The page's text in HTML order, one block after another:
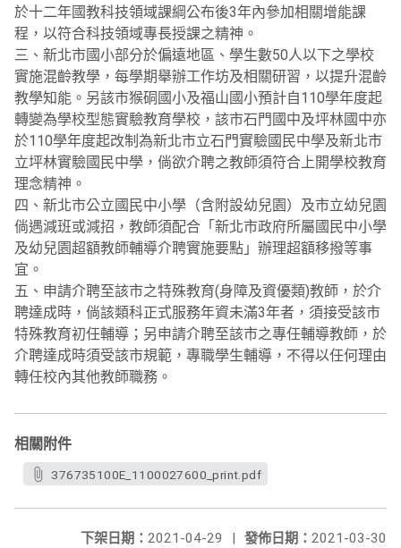
於十二年國教科技領域課綱公布後3年內參加相關增能課
程，以符合科技領域專長授課之精神。
三、新北市國小部分於偏遠地區、學生數50人以下之學校
實施混齡教學，每學期舉辦工作坊及相關研習，以提升混齡
教學知能。另該市猴硐國小及福山國小預計自110學年度起
轉變為學校型態實驗教育學校，該市石門國中及坪林國中亦
於110學年度起改制為新北市立石門實驗國民中學及新北市
立坪林實驗國民中學，倘欲介聘之教師須符合上開學校教育
理念精神。
四、新北市公立國民中小學（含附設幼兒園）及市立幼兒園
倘遇減班或減招，教師須配合「新北市政府所屬國民中小學
及幼兒園超額教師輔導介聘實施要點」辦理超額移撥等事
宜。
五、申請介聘至該市之特殊教育(身障及資優類)教師，於介
聘達成時，倘該類科正式服務年資未滿3年者，須接受該市
特殊教育初任輔導；另申請介聘至該市之專任輔導教師，於
介聘達成時須受該市規範，專職學生輔導，不得以任何理由
轉任校內其他教師職務。
相關附件
376735100E_1100027600_print.pdf
發佈日期： 2021-03-30
下架日期： 2021-04-29 |